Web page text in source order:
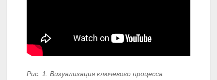
Рис. 1. Визуализация ключевого процесса